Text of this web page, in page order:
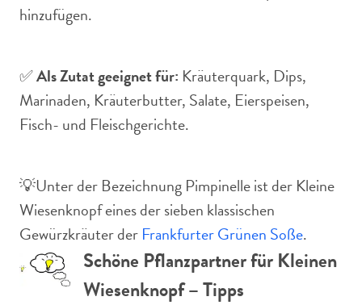
hinzufügen.
✅Als Zutat geeignet für: Kräuterquark, Dips,
Marinaden, Kräuterbutter, Salate, Eierspeisen,
Fisch- und Fleischgerichte.
💡Unter der Bezeichnung Pimpinelle ist der Kleine
Wiesenknopf eines der sieben klassischen
Gewürzkräuter der Frankfurter Grünen Soße.
Schöne Pflanzpartner für Kleinen
Wiesenknopf – Tipps